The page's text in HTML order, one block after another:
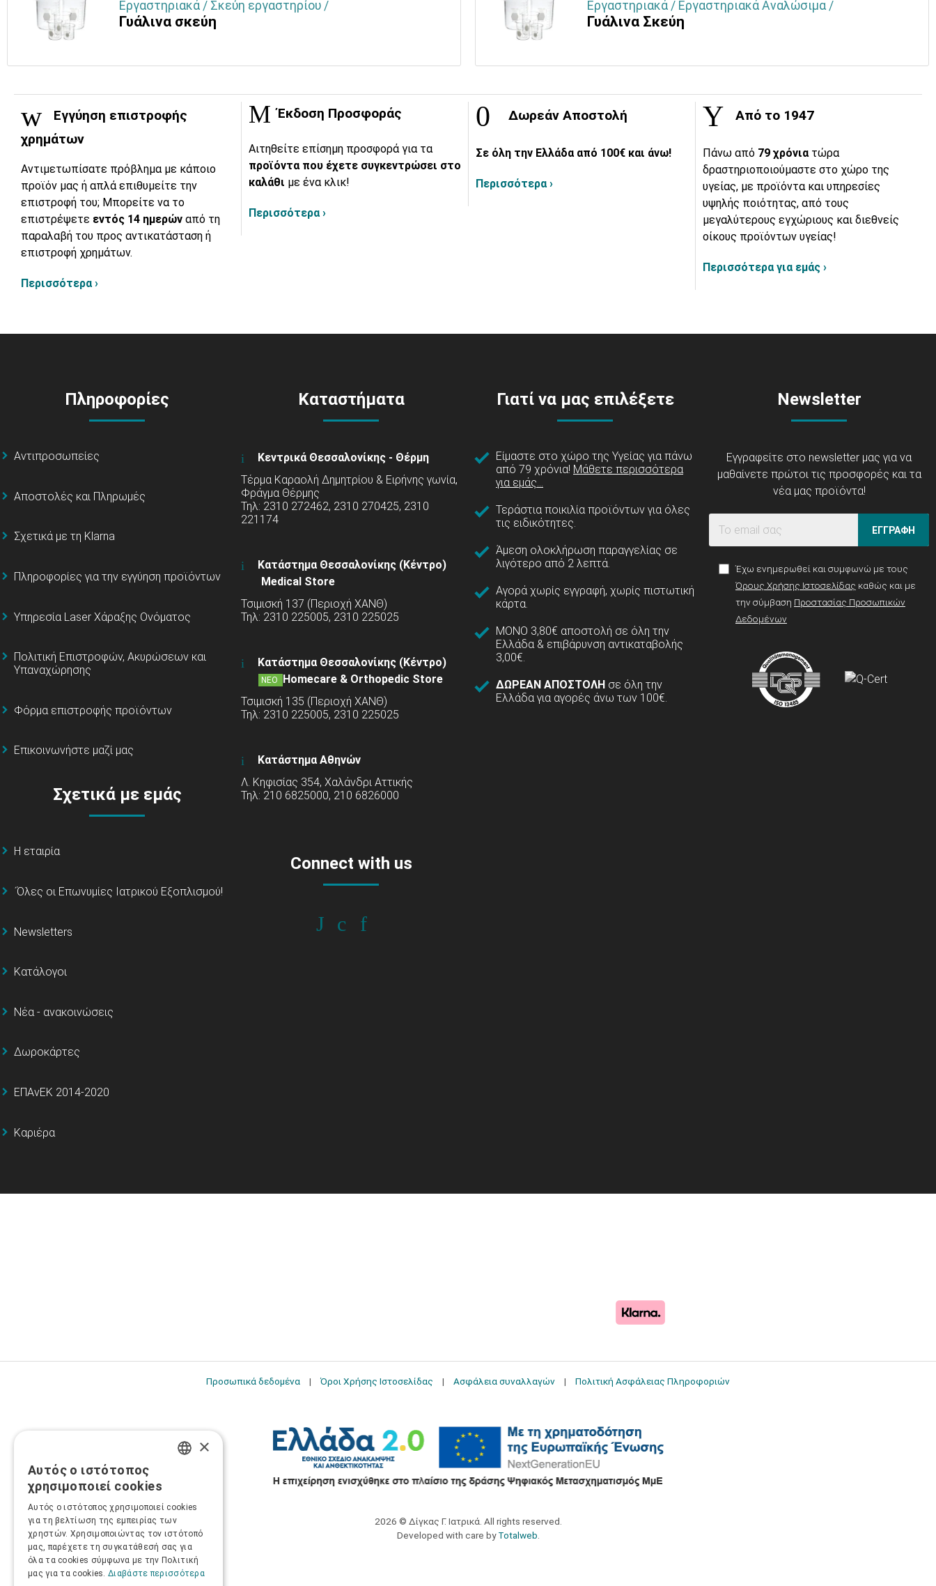
Εργαστηριακά / Σκεύη εργαστηρίου /
Γυάλινα σκεύη
Εργαστηριακά / Εργαστηριακά Αναλώσιμα /
Γυάλινα Σκεύη
Εγγύηση επιστροφής
χρημάτων
Αντιμετωπίσατε πρόβλημα με κάποιο
προϊόν μας ή απλά επιθυμείτε την
επιστροφή του; Μπορείτε να το
επιστρέψετε εντός 14 ημερών από τη
παραλαβή του προς αντικατάσταση ή
επιστροφή χρημάτων.
Περισσότερα ›
Έκδοση Προσφοράς
Αιτηθείτε επίσημη προσφορά για τα
προϊόντα που έχετε συγκεντρώσει στο
καλάθι με ένα κλικ!
Περισσότερα ›
Δωρεάν Αποστολή
Σε όλη την Ελλάδα από 100€ και άνω!
Περισσότερα ›
Από το 1947
Πάνω από 79 χρόνια τώρα
δραστηριοποιούμαστε στο χώρο της
υγείας, με προϊόντα και υπηρεσίες
υψηλής ποιότητας, από τους
μεγαλύτερους εγχώριους και διεθνείς
οίκους προϊόντων υγείας!
Περισσότερα για εμάς ›
Πληροφορίες
Αντιπροσωπείες
Αποστολές και Πληρωμές
Σχετικά με τη Klarna
Πληροφορίες για την εγγύηση προϊόντων
Υπηρεσία Laser Χάραξης Ονόματος
Πολιτική Επιστροφών, Ακυρώσεων και
Υπαναχώρησης
Φόρμα επιστροφής προϊόντων
Επικοινωνήστε μαζί μας
Σχετικά με εμάς
Η εταιρία
΄Όλες οι Επωνυμίες Ιατρικού Εξοπλισμού!
Newsletters
Κατάλογοι
Νέα - ανακοινώσεις
Δωροκάρτες
ΕΠΑνΕΚ 2014-2020
Καριέρα
Καταστήματα
Κεντρικά Θεσσαλονίκης - Θέρμη
Τέρμα Καραολή Δημητρίου & Ειρήνης γωνία,
Φράγμα Θέρμης
Τηλ: 2310 272462, 2310 270425, 2310
221174
Κατάστημα Θεσσαλονίκης (Κέντρο)
Medical Store
Τσιμισκή 137 (Περιοχή ΧΑΝΘ)
Τηλ: 2310 225005, 2310 225025
Κατάστημα Θεσσαλονίκης (Κέντρο)
ΝΕΟ
Homecare & Orthopedic Store
Τσιμισκή 135 (Περιοχή ΧΑΝΘ)
Τηλ: 2310 225005, 2310 225025
Κατάστημα Αθηνών
Λ. Κηφισίας 354, Χαλάνδρι Αττικής
Τηλ: 210 6825000, 210 6826000
Connect with us
Γιατί να μας επιλέξετε
Είμαστε στο χώρο της Υγείας για πάνω
από 79 χρόνια! Μάθετε περισσότερα
για εμάς...
Τεράστια ποικιλία προϊόντων για όλες
τις ειδικότητες.
Άμεση ολοκλήρωση παραγγελίας σε
λιγότερο από 2 λεπτά.
Αγορά χωρίς εγγραφή, χωρίς πιστωτική
κάρτα.
ΜΟΝΟ 3,80€ αποστολή σε όλη την
Ελλάδα & επιβάρυνση αντικαταβολής
3,00€.
ΔΩΡΕΑΝ ΑΠΟΣΤΟΛΗ σε όλη την
Ελλάδα για αγορές άνω των 100€.
Newsletter
Εγγραφείτε στο newsletter μας για να
μαθαίνετε πρώτοι τις προσφορές και τα
νέα μας προϊόντα!
ΕΓΓΡΑΦΗ
Έχω ενημερωθεί και συμφωνώ με τους
Όρους Χρήσης Ιστοσελίδας καθώς και με
την σύμβαση Προστασίας Προσωπικών
Δεδομένων
Προσωπικά δεδομένα Όροι Χρήσης Ιστοσελίδας Ασφάλεια συναλλαγών Πολιτική Ασφάλειας Πληροφοριών
2026 © Δίγκας Γ. Ιατρικά. All rights reserved.
Developed with care byTotalweb.
×
Αυτός ο ιστότοπος
χρησιμοποιεί cookies
Αυτός ο ιστότοπος χρησιμοποιεί cookies
για τη βελτίωση της εμπειρίας των
χρηστών. Χρησιμοποιώντας τον ιστότοπό
μας, παρέχετε τη συγκατάθεσή σας για
όλα τα cookies σύμφωνα με την Πολιτική
μας για τα cookies. Διαβάστε περισσότερα